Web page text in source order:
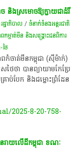
ច និង​​ស្រមោច​ឱ្យក្លាយ​ជាដំរី​
រដ្ឋាភិបាល /ទំនាក់ទំនងអន្តរជាតិ
ព​កម្ចាត់​មីន និង​សង្គ្រោះ​ជនពិការ​
ៃ
ចាត់​មីន​កម្ពុជា​ (​ស៊ី​ម៉ាក់​)​
ៃ​ថា​ បាន​ព្យាយាម​កែប្រែ​
ាប់បែក​ និង​ជម្លោះព្រំដែន​
2025-8-20-758-
ន​រាយលើ​ដី​កម្ពុជា ខណៈ​